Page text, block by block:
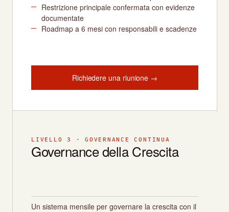
Restrizione principale confermata con evidenze
documentate
Roadmap a 6 mesi con responsabili e scadenze
Richiedere una riunione →
LIVELLO 3 · GOVERNANCE CONTINUA
Governance della Crescita
Un sistema mensile per governare la crescita con il